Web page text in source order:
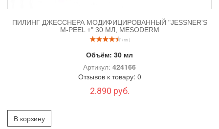
ПИЛИНГ ДЖЕССНЕРА МОДИФИЦИРОВАННЫЙ "JESSNER'S
M-PEEL +" 30 МЛ, MESODERM
( 55 )
Объём: 30 мл
Артикул: 424166
Отзывов к товару: 0
2.890 руб.
В корзину